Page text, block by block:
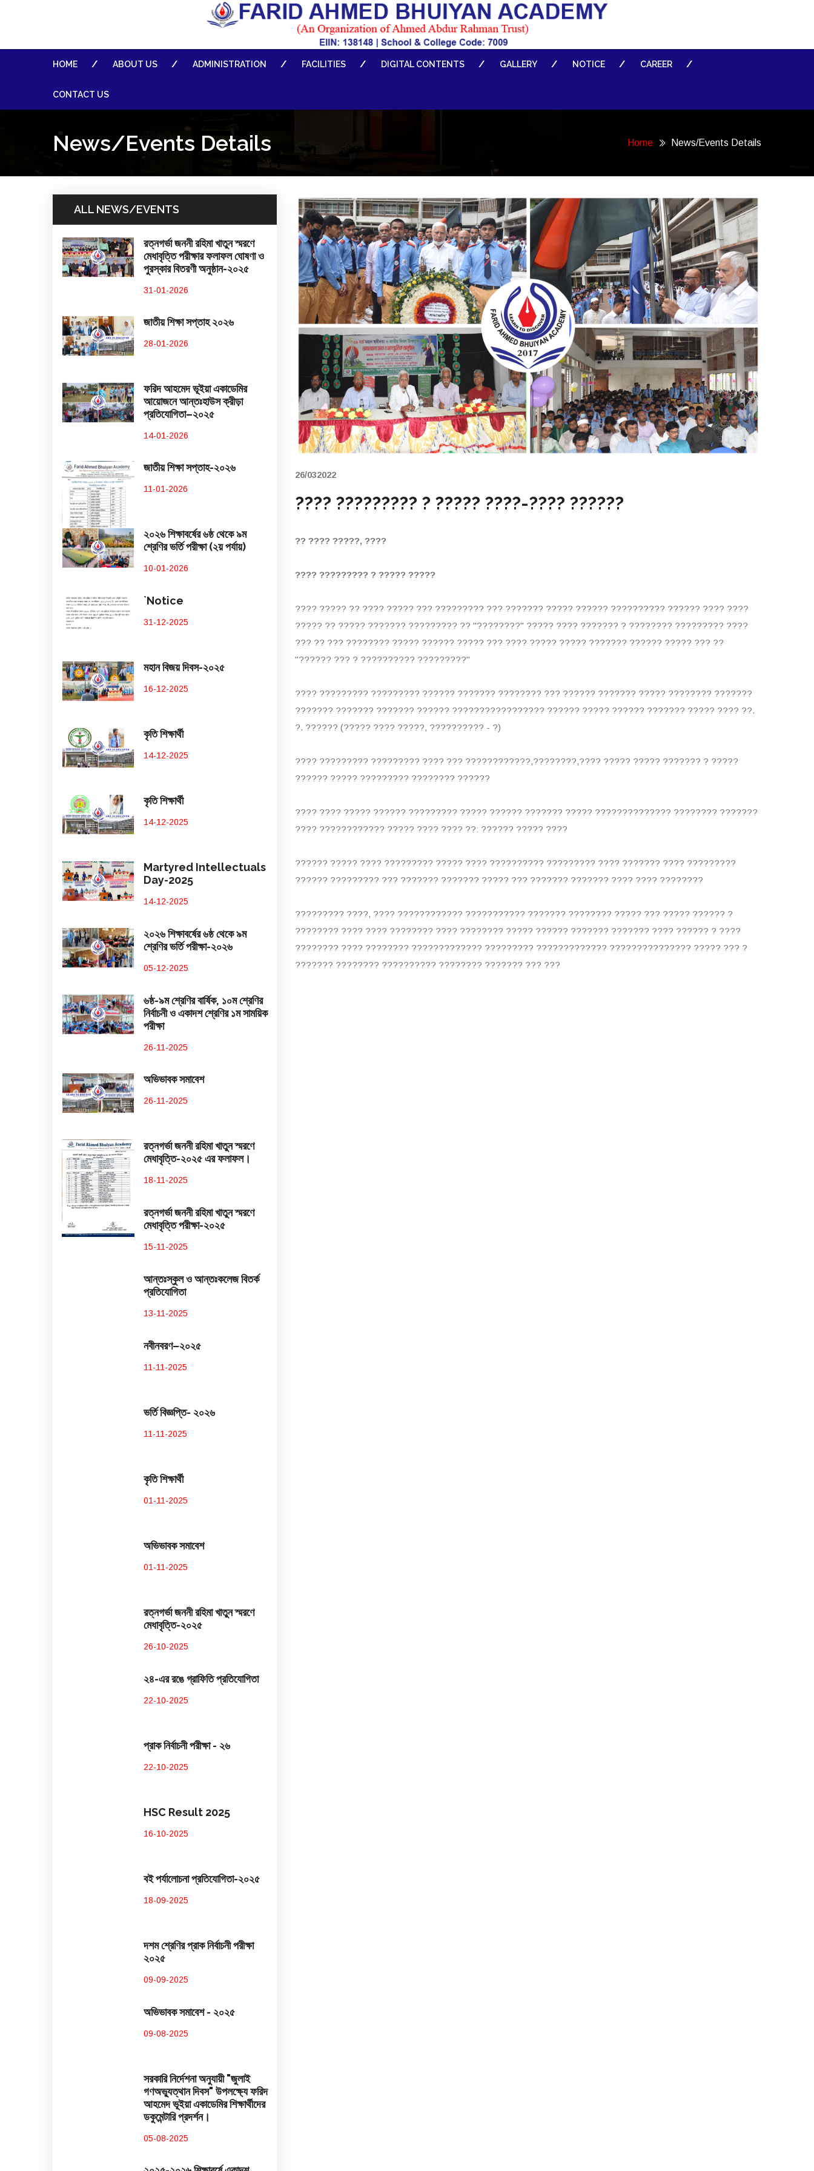
HOME ABOUT US ADMINISTRATION FACILITIES DIGITAL CONTENTS GALLERY NOTICE CAREER
CONTACT US
News/Events Details Home News/Events Details
26/032022
???? ????????? ? ????? ????-???? ??????
?? ???? ?????, ????
???? ????????? ? ????? ?????
???? ????? ?? ???? ????? ??? ????????? ??? ??????? ????? ?????? ?????????? ?????? ???? ????
????? ?? ????? ??????? ????????? ?? "????????" ????? ???? ??????? ? ???????? ????????? ????
??? ?? ??? ???????? ????? ?????? ????? ??? ???? ????? ????? ??????? ?????? ????? ??? ??
"?????? ??? ? ?????????? ?????????"
???? ????????? ????????? ?????? ??????? ???????? ??? ?????? ??????? ????? ???????? ???????
??????? ??????? ??????? ?????? ????????????????? ?????? ????? ?????? ??????? ????? ???? ??.
?. ?????? (????? ???? ?????, ?????????? - ?)
???? ????????? ????????? ???? ??? ????????????,????????,???? ????? ????? ??????? ? ?????
?????? ????? ????????? ???????? ??????
???? ???? ????? ?????? ????????? ????? ?????? ??????? ????? ?????????????? ???????? ???????
???? ???????????? ????? ???? ???? ??: ?????? ????? ????
?????? ????? ???? ????????? ????? ???? ?????????? ????????? ???? ??????? ???? ?????????
?????? ????????? ??? ??????? ??????? ????? ??? ??????? ??????? ???? ???? ????????
????????? ????, ???? ???????????? ??????????? ??????? ???????? ????? ??? ????? ?????? ?
???????? ???? ???? ???????? ???? ???????? ????? ?????? ??????? ??????? ???? ?????? ? ????
???????? ???? ???????? ????????????? ????????? ????????????? ??????????????? ????? ??? ?
??????? ???????? ?????????? ???????? ??????? ??? ???
ALL NEWS/EVENTS
রত্নগর্ভা জননী রহিমা খাতুন স্মরণে
মেধাবৃত্তি পরীক্ষার ফলাফল ঘোষণা ও
পুরস্কার বিতরণী অনুষ্ঠান-২০২৫
31-01-2026
জাতীয় শিক্ষা সপ্তাহ ২০২৬
28-01-2026
ফরিদ আহমেদ ভূইয়া একাডেমির
আয়োজনে আন্তঃহাউস ক্রীড়া
প্রতিযোগিতা–২০২৫
14-01-2026
জাতীয় শিক্ষা সপ্তাহ-২০২৬
11-01-2026
২০২৬ শিক্ষাবর্ষের ৬ষ্ঠ থেকে ৯ম
শ্রেণির ভর্তি পরীক্ষা (২য় পর্যায়)
10-01-2026
`Notice
31-12-2025
মহান বিজয় দিবস-২০২৫
16-12-2025
কৃতি শিক্ষার্থী
14-12-2025
কৃতি শিক্ষার্থী
14-12-2025
Martyred Intellectuals
Day-2025
14-12-2025
২০২৬ শিক্ষাবর্ষের ৬ষ্ঠ থেকে ৯ম
শ্রেণির ভর্তি পরীক্ষা-২০২৬
05-12-2025
৬ষ্ঠ-৯ম শ্রেণির বার্ষিক, ১০ম শ্রেণির
নির্বাচনী ও একাদশ শ্রেণির ১ম সাময়িক
পরীক্ষা
26-11-2025
অভিভাবক সমাবেশ
26-11-2025
রত্নগর্ভা জননী রহিমা খাতুন স্মরণে
মেধাবৃত্তি-২০২৫ এর ফলাফল।
18-11-2025
রত্নগর্ভা জননী রহিমা খাতুন স্মরণে
মেধাবৃত্তি পরীক্ষা-২০২৫
15-11-2025
আন্তঃস্কুল ও আন্তঃকলেজ বিতর্ক
প্রতিযোগিতা
13-11-2025
নবীনবরণ–২০২৫
11-11-2025
ভর্তি বিজ্ঞপ্তি- ২০২৬
11-11-2025
কৃতি শিক্ষার্থী
01-11-2025
অভিভাবক সমাবেশ
01-11-2025
রত্নগর্ভা জননী রহিমা খাতুন স্মরণে
মেধাবৃত্তি-২০২৫
26-10-2025
২৪-এর রঙে গ্রাফিতি প্রতিযোগিতা
22-10-2025
প্রাক নির্বাচনী পরীক্ষা - ২৬
22-10-2025
HSC Result 2025
16-10-2025
বই পর্যালোচনা প্রতিযোগিতা-২০২৫
18-09-2025
দশম শ্রেণির প্রাক নির্বাচনী পরীক্ষা
২০২৫
09-09-2025
অভিভাবক সমাবেশ - ২০২৫
09-08-2025
সরকারি নির্দেশনা অনুযায়ী "জুলাই
গণঅভ্যুত্থান দিবস" উপলক্ষ্যে ফরিদ
আহমেদ ভূইয়া একাডেমির শিক্ষার্থীদের
ডকুমেন্টারি প্রদর্শন।
05-08-2025